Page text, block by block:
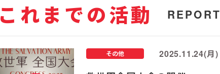
これまでの活動 REPORT
その他 2025.11.24(月)